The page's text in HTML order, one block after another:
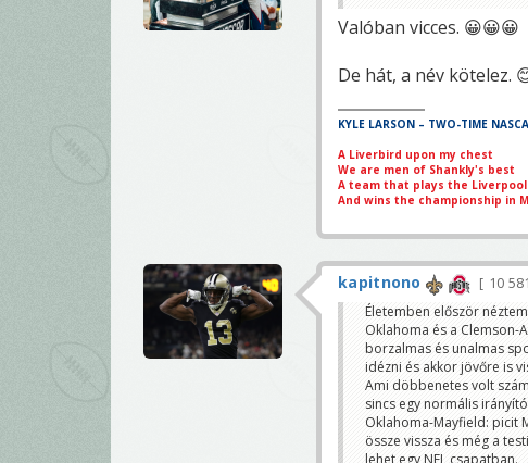
Valóban vicces. 😀😀😀
De hát, a név kötelez.
KYLE LARSON – TWO-TIME
A Liverbird upon my chest
We are men of Shankly's best
A team that plays the
And wins the championship in
kapitnono 10 581
Életemben először
Oklahoma és a Clemson-
borzalmas és unalmas
idézni és akkor jövőre is
Ami döbbenetes volt
sincs egy normális
Oklahoma-Mayfield: picit
össze vissza és még a
lehet egy NFL csapatban.